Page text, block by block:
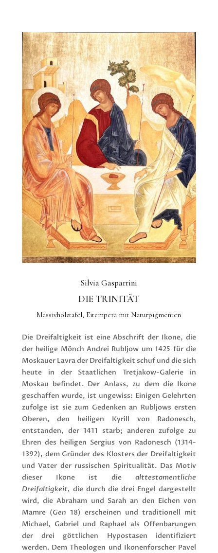
Silvia Gasparrini
DIE TRINITÄT
Massivholztafel, Eitempera mit Naturpigmenten
Die Dreifaltigkeit ist eine Abschrift der Ikone, die
der heilige Mönch Andrei Rubljow um 1425 für die
Moskauer Lavra der Dreifaltigkeit schuf und die sich
heute in der Staatlichen Tretjakow-Galerie in
Moskau befindet. Der Anlass, zu dem die Ikone
geschaffen wurde, ist ungewiss: Einigen Gelehrten
zufolge ist sie zum Gedenken an Rubljows ersten
Oberen, den heiligen Kyrill von Radonesch,
entstanden, der 1411 starb; anderen zufolge zu
Ehren des heiligen Sergius von Radonesch (1314-
1392), dem Gründer des Klosters der Dreifaltigkeit
und Vater der russischen Spiritualität. Das Motiv
dieser Ikone ist diealttestamentliche
Dreifaltigkeit, die durch die drei Engel dargestellt
wird, die Abraham und Sarah an den Eichen von
Mamre (Gen 18) erscheinen und traditionell mit
Michael, Gabriel und Raphael als Offenbarungen
der drei göttlichen Hypostasen identifiziert
werden. Dem Theologen und Ikonenforscher Pavel